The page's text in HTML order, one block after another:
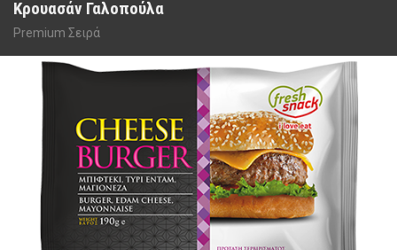
Κρουασάν Γαλοπούλα
Premium Σειρά